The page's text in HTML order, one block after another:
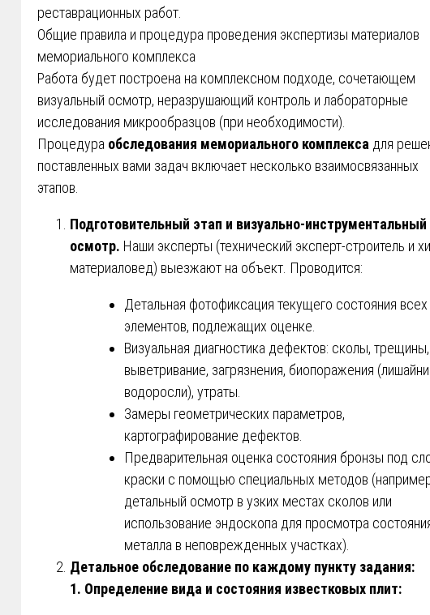
реставрационных работ.
Общие правила и процедура проведения экспертизы материалов
мемориального комплекса
Работа будет построена на комплексном подходе, сочетающем
визуальный осмотр, неразрушающий контроль и лабораторные
исследования микрообразцов (при необходимости).
Процедура обследования мемориального комплекса для
поставленных вами задач включает несколько взаимосвязанных
этапов.
Подготовительный этап и визуально-инструментальный
осмотр. Наши эксперты (технический эксперт-строитель и
материаловед) выезжают на объект. Проводится:
Детальная фотофиксация текущего состояния всех
элементов, подлежащих оценке.
Визуальная диагностика дефектов: сколы, трещины,
выветривание, загрязнения, биопоражения
водоросли), утраты.
Замеры геометрических параметров,
картографирование дефектов.
Предварительная оценка состояния бронзы под
краски с помощью специальных методов
детальный осмотр в узких местах сколов или
использование эндоскопа для просмотра
металла в неповрежденных участках).
Детальное обследование по каждому пункту задания:
1. Определение вида и состояния известковых плит: